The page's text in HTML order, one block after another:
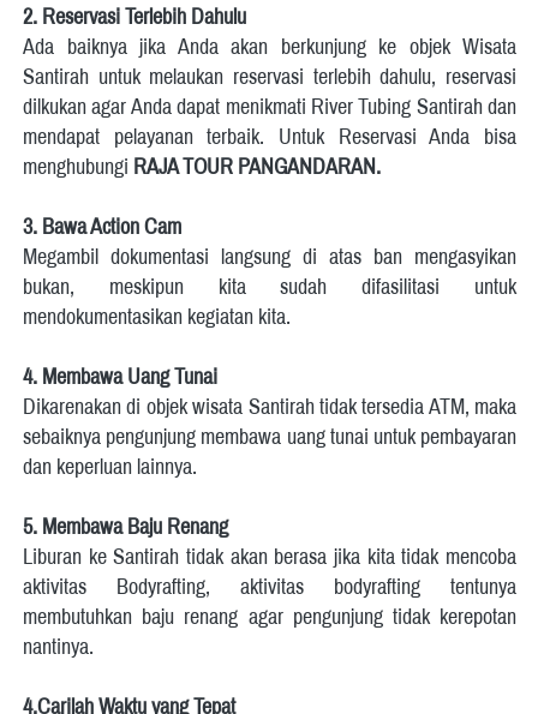
2. Reservasi Terlebih Dahulu
Ada baiknya jika Anda akan berkunjung ke objek Wisata
Santirah untuk melaukan reservasi terlebih dahulu, reservasi
dilkukan agar Anda dapat menikmati River Tubing Santirah dan
mendapat pelayanan terbaik. Untuk Reservasi Anda bisa
menghubungi RAJA TOUR PANGANDARAN.
3. Bawa Action Cam
Megambil dokumentasi langsung di atas ban mengasyikan
bukan, meskipun kita sudah difasilitasi untuk
mendokumentasikan kegiatan kita.
4. Membawa Uang Tunai
Dikarenakan di objek wisata Santirah tidak tersedia ATM, maka
sebaiknya pengunjung membawa uang tunai untuk pembayaran
dan keperluan lainnya.
5. Membawa Baju Renang
Liburan ke Santirah tidak akan berasa jika kita tidak mencoba
aktivitas Bodyrafting, aktivitas bodyrafting tentunya
membutuhkan baju renang agar pengunjung tidak kerepotan
nantinya.
4.Carilah Waktu yang Tepat